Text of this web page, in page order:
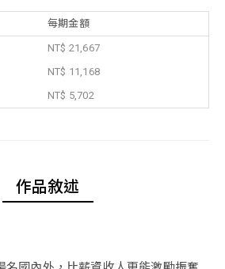
每期金額
NT$ 21,667
NT$ 11,168
NT$ 5,702
作品敘述